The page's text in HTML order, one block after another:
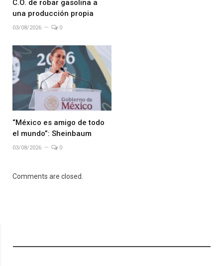
C.O. de robar gasolina a
una producción propia
03/08/2026 0
“México es amigo de todo
el mundo”: Sheinbaum
03/08/2026 0
Comments are closed.